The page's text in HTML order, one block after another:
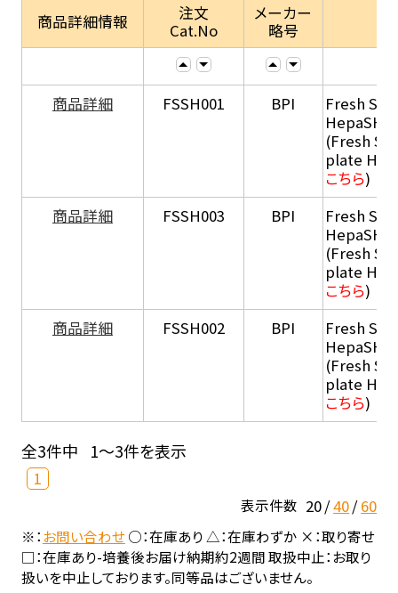
商品詳細情報
注文
Cat.No
メーカー
略号
商品詳細 FSSH001 BPI
Fresh
HepaSH®
(Fresh
plate
こちら)
商品詳細
FSSH003 BPI
Fresh
HepaSH®
(Fresh
plate
こちら)
商品詳細
FSSH002 BPI
Fresh
HepaSH®
(Fresh
plate
こちら)
全3件中 1～3件を表示
1
表示件数 20 40 60
※：お問い合わせ○：在庫あり △：在庫わずか ×：取り寄せ
□：在庫あり-培養後お届け納期約2週間 取扱中止：お取り
扱いを中止しております。同等品はございません。